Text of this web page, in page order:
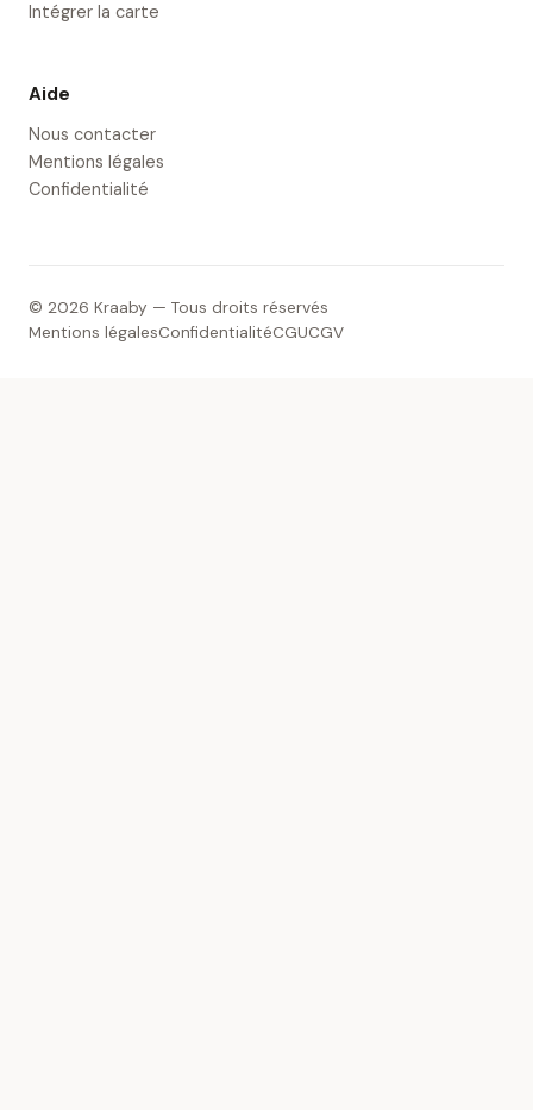
Intégrer la carte
Aide
Nous contacter
Mentions légales
Confidentialité
© 2026 Kraaby — Tous droits réservés
Mentions légalesConfidentialitéCGUCGV